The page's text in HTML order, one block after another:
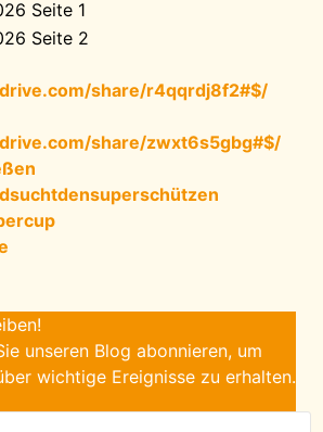
share/r4qqrdj8f2#$/
share/zwxt6s5gbg#$/
unseren Blog abonnieren, um
wichtige Ereignisse zu erhalten.